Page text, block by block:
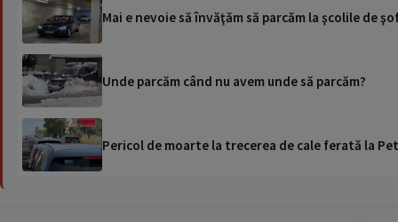
Mai e nevoie să învăţăm să parcăm la şcolile de
Unde parcăm când nu avem unde să parcăm?
Pericol de moarte la trecerea de cale ferată la